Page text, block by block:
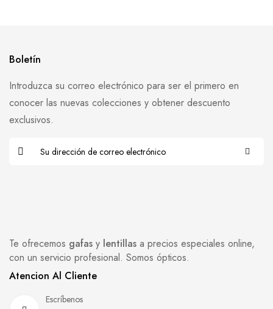
Te ofrecemos gafas y lentillas a precios especiales online,
con un servicio profesional. Somos ópticos.
Atencion Al Cliente
Escríbenos
Boletín
Introduzca su correo electrónico para ser el primero en
conocer las nuevas colecciones y obtener descuento
exclusivos.